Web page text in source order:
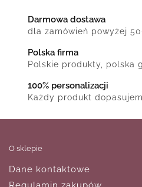
Darmowa dostawa
dla zamówień powyżej
Polska firma
Polskie produkty, polska
100% personalizacji
Każdy produkt
O sklepie
Dane kontaktowe